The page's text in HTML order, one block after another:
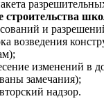
строительства
и
возведения
изменений в
замечания);
надзор.